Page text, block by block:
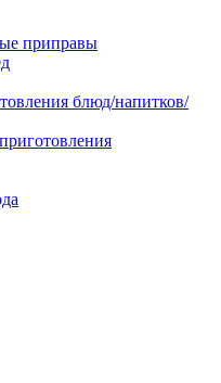
приправы
блюд/напитков/